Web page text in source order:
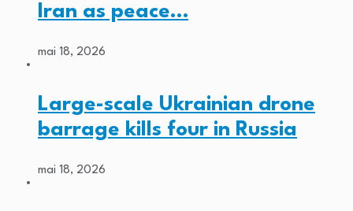
Iran as peace…
mai 18, 2026
Large-scale Ukrainian drone
barrage kills four in Russia
mai 18, 2026